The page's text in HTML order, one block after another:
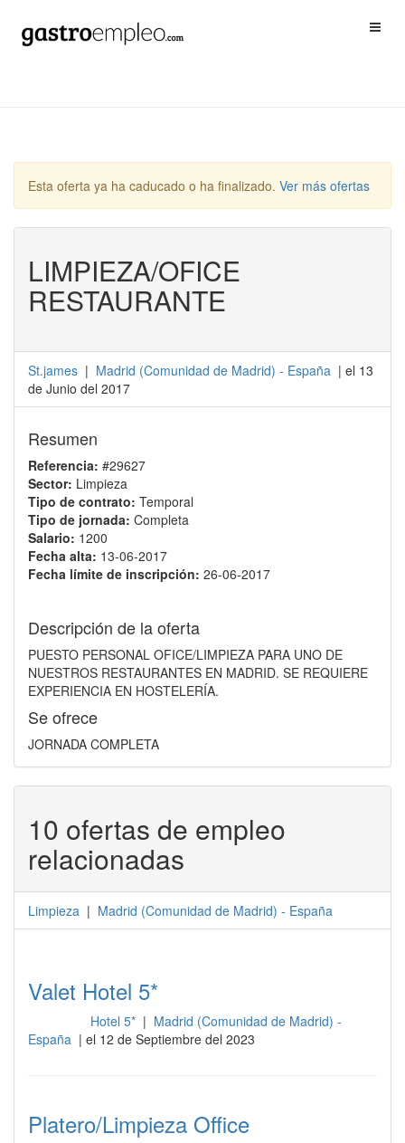
Esta oferta ya ha caducado o ha finalizado. Ver más ofertas
LIMPIEZA/OFICE
RESTAURANTE
St.james | Madrid (Comunidad de Madrid) - España | el 13
de Junio del 2017
Resumen
Referencia: #29627
Sector: Limpieza
Tipo de contrato: Temporal
Tipo de jornada: Completa
Salario: 1200
Fecha alta: 13-06-2017
Fecha límite de inscripción: 26-06-2017
Descripción de la oferta
PUESTO PERSONAL OFICE/LIMPIEZA PARA UNO DE
NUESTROS RESTAURANTES EN MADRID. SE REQUIERE
EXPERIENCIA EN HOSTELERÍA.
Se ofrece
JORNADA COMPLETA
10 ofertas de empleo
relacionadas
Limpieza | Madrid (Comunidad de Madrid) - España
Valet Hotel 5*
Hotel 5* | Madrid (Comunidad de Madrid) -
España | el 12 de Septiembre del 2023
Platero/Limpieza Office